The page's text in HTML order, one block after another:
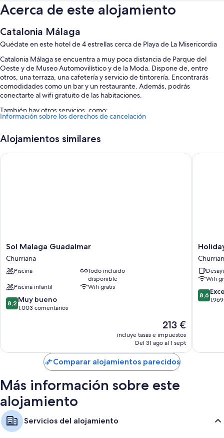
Acerca de este alojamiento
Catalonia Málaga
Quédate en este hotel de 4 estrellas cerca de Playa de La Misericordia
Catalonia Málaga se encuentra a muy poca distancia de Parque del
Oeste y de Museo Automovilístico y de la Moda. Dispone de, entre
otros, una terraza, una cafetería y servicio de tintorería. Encontrarás
comodidades como un bar y un restaurante. Además, podrás
conectarte al wifi gratuito de las habitaciones.
También hay otros servicios, como:
recepción las 24 horas
Consigna de equipaje, un ascensor y asistencia turística y para la
como wifi gratis y cajas fuertes.
Además, otros servicios de los que disfrutarás en todas las habitaciones
incluyen los siguientes:
Edredones de plumas y cunas gratuitas
Baños con artículos de higiene personal ecológicos y bidés
Televisiones de pantalla plana con canales digitales
Armarios o roperos, bombillas LED y hervidores eléctricos
Información sobre los derechos de cancelación
Alojamientos similares
Sol
Malaga
Guadalmar
Churriana
Sol Malaga Guadalmar
Churriana
Piscina
Todo incluido
disponible
Piscina infantil
Wifi gratis
8.2
sobre
8,2 Muy bueno
1.003 comentarios
El
precio
actual
de
213 €
213 €
incluye tasas e impuestos
Del 31 ago al 1 sept
Sol Malaga Guadalmar
Holiday
Inn
Express
Malaga
Airport
by
IHG
Wifi
8.6
sobre
8,6
Holiday
Comparar alojamientos parecidos
Más información sobre este
alojamiento
Servicios del alojamiento